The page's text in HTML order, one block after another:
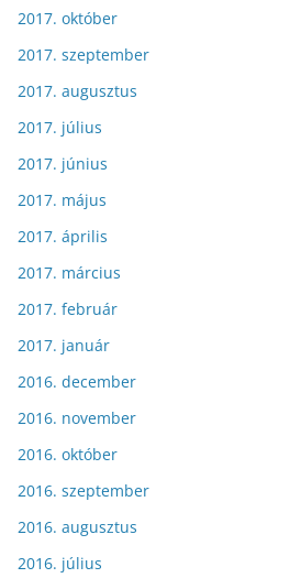
2017. október
2017. szeptember
2017. augusztus
2017. július
2017. június
2017. május
2017. április
2017. március
2017. február
2017. január
2016. december
2016. november
2016. október
2016. szeptember
2016. augusztus
2016. július